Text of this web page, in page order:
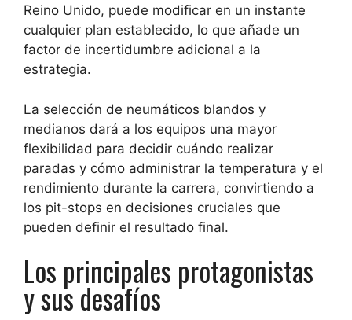
Reino Unido, puede modificar en un instante
cualquier plan establecido, lo que añade un
factor de incertidumbre adicional a la
estrategia.
La selección de neumáticos blandos y
medianos dará a los equipos una mayor
flexibilidad para decidir cuándo realizar
paradas y cómo administrar la temperatura y el
rendimiento durante la carrera, convirtiendo a
los pit-stops en decisiones cruciales que
pueden definir el resultado final.
Los principales protagonistas
y sus desafíos